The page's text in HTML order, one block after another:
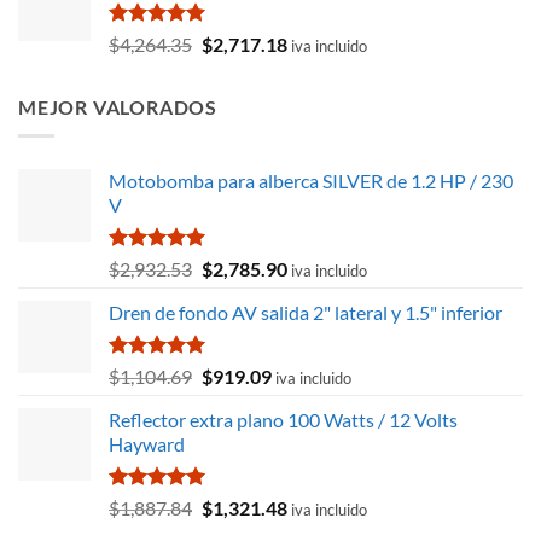
era:
$6,034.23.$5,323.01.
Valorado
con
$4,264.35 El
era:
$2,717.18Eliva incluido
MEJOR VALORADOS
Motobomba para alberca SILVER de 1.2 HP / 230
V
Valorado
con
de 5
$2,932.53 El
original
era:
$2,932.53.
$2,785.90El
actual
$2,785.90.
iva incluido
Dren de fondo AV salida 2" lateral y 1.5" inferior
Valorado
con
de 5
$1,104.69 El
original
$1,104.69.
$919.09El
actual
iva incluido
Reflector extra plano 100 Watts / 12 Volts
Hayward
Valorado
con
$1,887.84 El
$1,321.48Eliva incluido